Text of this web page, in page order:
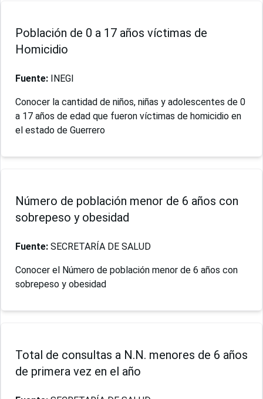
Población de 0 a 17 años víctimas de
Homicidio
Fuente: INEGI
Conocer la cantidad de niños, niñas y adolescentes de 0
a 17 años de edad que fueron víctimas de homicidio en
el estado de Guerrero
Número de población menor de 6 años con
sobrepeso y obesidad
Fuente: SECRETARÍA DE SALUD
Conocer el Número de población menor de 6 años con
sobrepeso y obesidad
Total de consultas a N.N. menores de 6 años
de primera vez en el año